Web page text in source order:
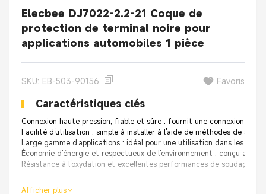
Elecbee DJ7022-2.2-21 Coque de
protection de terminal noire pour
applications automobiles 1 pièce
SKU: EB-503-90156 Favoris
Caractéristiques clés
Connexion haute pression, fiable et sûre : fournit une connexion
Facilité d'utilisation : simple à installer à l'aide de méthodes de
Large gamme d'applications : idéal pour une utilisation dans les
Économie d'énergie et respectueux de l'environnement : conçu
Résistance à l'oxydation et excellentes performances de soudage :
Afficher plus